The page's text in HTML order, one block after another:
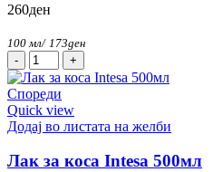
260ден
100 мл/ 173ден
Део
спреј
STR8
150мл
Red
Code
количина
Спореди
Quick view
Додај во листата на желби
Лак за коса Intesa 500мл